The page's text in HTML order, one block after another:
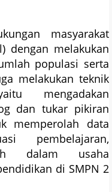
masyarakat
dengan melakukan
populasi serta
melakukan teknik
mengadakan
dan tukar pikiran
memperolah data
pembelajaran,
dalam usaha
di SMPN 2